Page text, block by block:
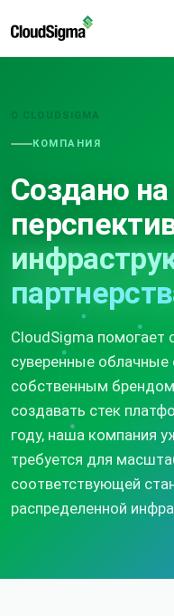
О CLOUDSIGMA
КОМПАНИЯ
Создано
CloudSigma помогает
суверенные облачные
собственным
создавать стек
году, наша компания
требуется для
соответствующей
распределенной